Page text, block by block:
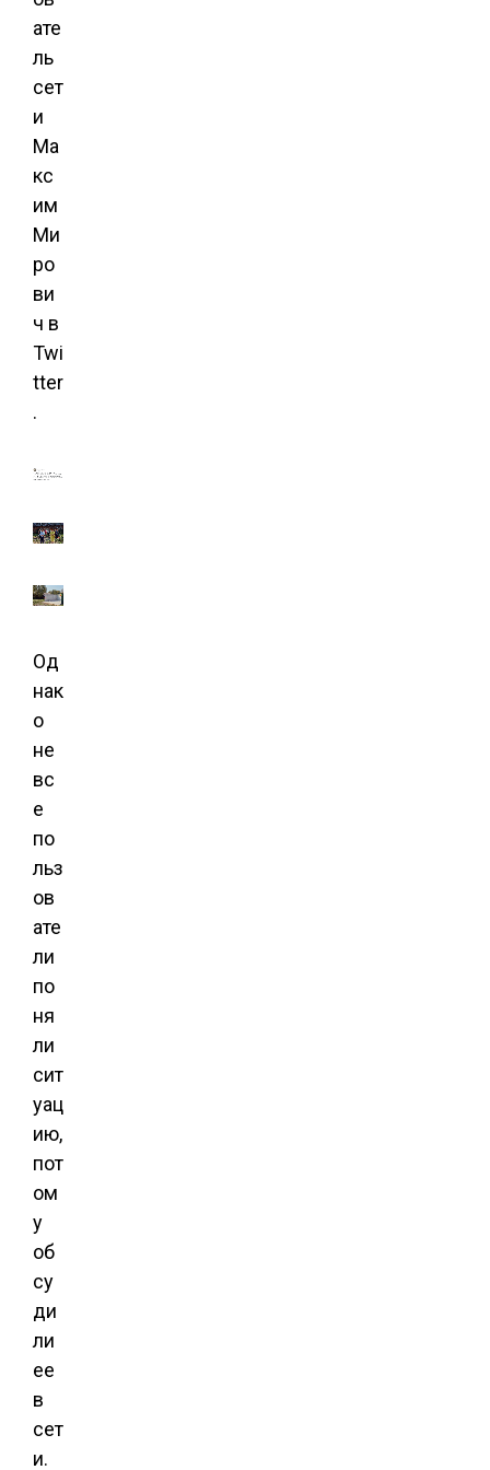
ате
ль
сет
и
Ма
кс
им
Ми
ро
ви
ч в
Twi
tter
.
Од
нак
о
не
вс
е
по
льз
ов
ате
ли
по
ня
ли
сит
уац
ию,
пот
ом
у
об
су
ди
ли
ее
в
сет
и.